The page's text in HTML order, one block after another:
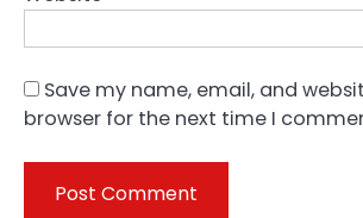
Save my name, email, and
browser for the next time I